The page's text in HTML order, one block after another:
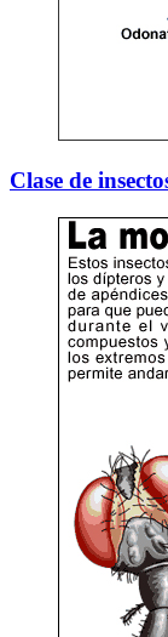
Clase de